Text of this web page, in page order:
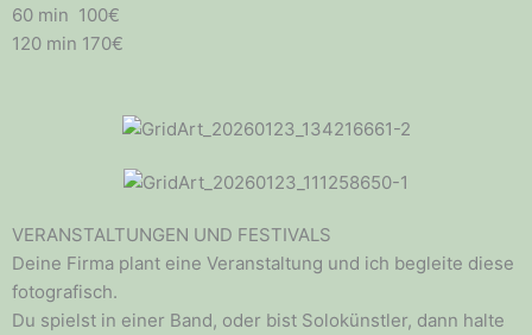
60 min 100€
120 min 170€
VERANSTALTUNGEN UND FESTIVALS
Deine Firma plant eine Veranstaltung und ich begleite diese
fotografisch.
Du spielst in einer Band, oder bist Solokünstler, dann halte